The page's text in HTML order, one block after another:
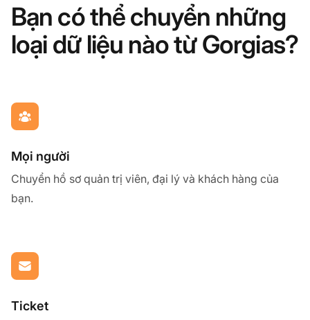
Bạn có thể chuyển những
loại dữ liệu nào từ Gorgias?
Mọi người
Chuyển hồ sơ quản trị viên, đại lý và khách hàng của
bạn.
Ticket